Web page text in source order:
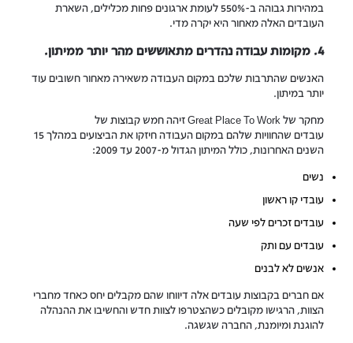
במהירות גבוהה ב-550% לעומת ארגונים פחות מכלילים, השארת
העובדים האלה מאחור היא יקרה מדי.
4. מקומות עבודה נהדרים מתאוששים מהר יותר ממיתון.
האנשים שהתרבות שלכם במקום העבודה משאירה מאחור חשובים עוד
יותר במיתון.
מחקר של Great Place To Work זיהה חמש קבוצות של
עובדים שהחוויות שלהם במקום העבודה חיזקו את הביצועים במהלך 15
השנים האחרונות, כולל המיתון הגדול מ-2007 עד 2009:
נשים
עובדי קו ראשון
עובדים זכרים לפי שעה
עובדים עם ותק
אנשים לא לבנים
אם חברים בקבוצות עובדים אלה דיווחו שהם מקבלים יחס כאחד מחברי
הצוות, הרגישו מקובלים כשהצטרפו לצוות חדש והחשיבו את ההנהלה
להוגנת ומיומנת, החברה שגשגה.